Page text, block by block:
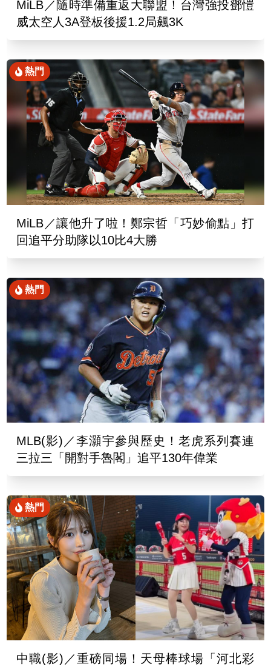
MiLB／隨時準備重返大聯盟！台灣強投鄧愷
威太空人3A登板後援1.2局飆3K
熱門
MiLB／讓他升了啦！鄭宗哲「巧妙偷點」打
回追平分助隊以10比4大勝
熱門
MLB(影)／李灝宇參與歷史！老虎系列賽連
三拉三「開對手魯閣」追平130年偉業
熱門
中職(影)／重磅同場！天母棒球場「河北彩